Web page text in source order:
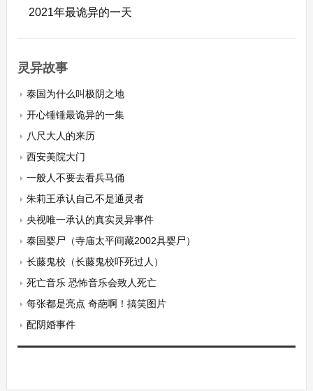
2021年最诡异的一天
灵异故事
泰国为什么叫极阴之地
开心锤锤最诡异的一集
八尺大人的来历
西安美院大门
一般人不要去看兵马俑
朱莉王承认自己不是通灵者
央视唯一承认的真实灵异事件
泰国婴尸（寺庙太平间藏2002具婴尸）
长藤鬼校（长藤鬼校吓死过人）
死亡音乐 恐怖音乐会致人死亡
每张都是亮点 奇葩啊！搞笑图片
配阴婚事件